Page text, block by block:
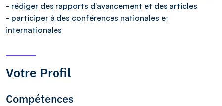
- rédiger des rapports d'avancement et des articles
- participer à des conférences nationales et
internationales
Votre Profil
Compétences